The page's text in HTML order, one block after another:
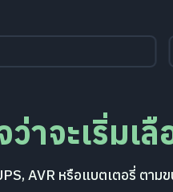
ว่าจะเริ่มเ
AVR หรือแบตเตอรี่ ตา